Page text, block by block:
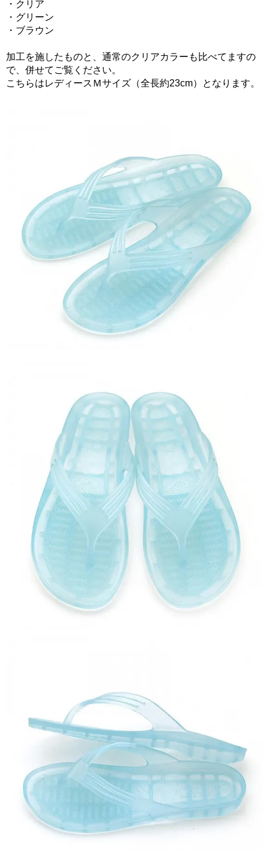
・クリア
・グリーン
・ブラウン
加工を施したものと、通常のクリアカラーも比べてますの
で、併せてご覧ください。
こちらはレディースＭサイズ（全長約23cm）となります。